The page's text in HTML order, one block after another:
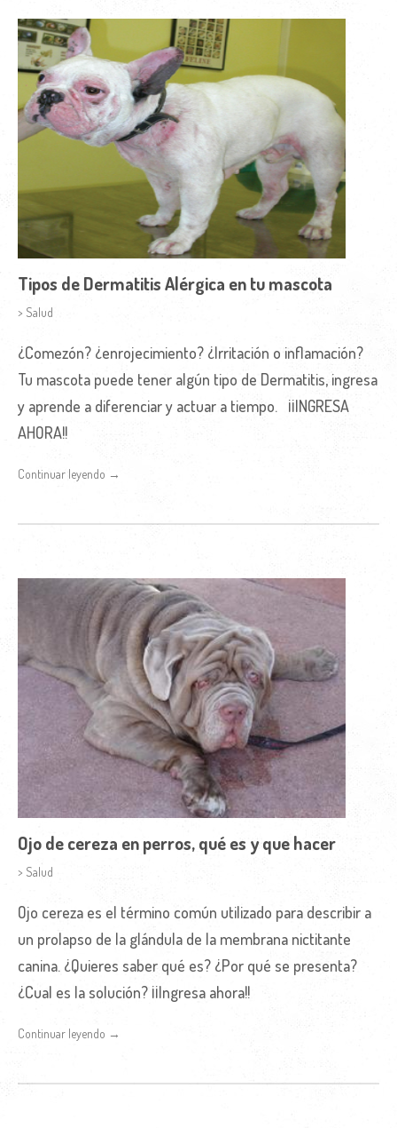
Tipos de Dermatitis Alérgica en tu mascota
> Salud
¿Comezón? ¿enrojecimiento? ¿Irritación o inflamación?
Tu mascota puede tener algún tipo de Dermatitis, ingresa
y aprende a diferenciar y actuar a tiempo. ¡¡INGRESA
AHORA!!
Continuar leyendo →
Ojo de cereza en perros, qué es y que hacer
> Salud
Ojo cereza es el término común utilizado para describir a
un prolapso de la glándula de la membrana nictitante
canina. ¿Quieres saber qué es? ¿Por qué se presenta?
¿Cual es la solución? ¡¡Ingresa ahora!!
Continuar leyendo →